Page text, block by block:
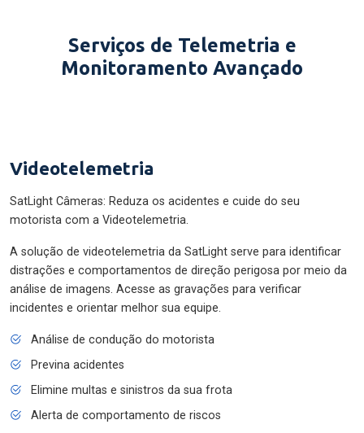
Serviços de Telemetria e
Monitoramento Avançado
Videotelemetria
SatLight Câmeras: Reduza os acidentes e cuide do seu
motorista com a Videotelemetria.
A solução de videotelemetria da SatLight serve para identificar
distrações e comportamentos de direção perigosa por meio da
análise de imagens. Acesse as gravações para verificar
incidentes e orientar melhor sua equipe.
Análise de condução do motorista
Previna acidentes
Elimine multas e sinistros da sua frota
Alerta de comportamento de riscos